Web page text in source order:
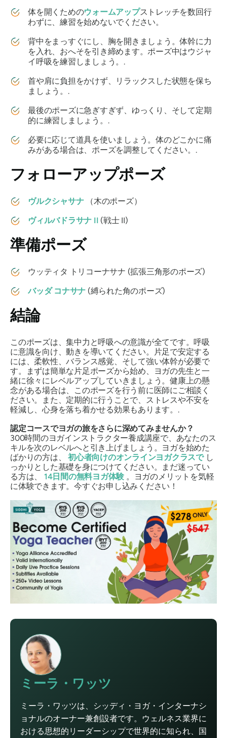
体を開くためのウォームアップストレッチを数回行
わずに、練習を始めないでください。
背中をまっすぐにし、胸を開きましょう。体幹に力
を入れ、おへそを引き締めます。ポーズ中はウジャ
イ呼吸を練習しましょう。.
首や肩に負担をかけず、リラックスした状態を保ち
ましょう。.
最後のポーズに急ぎすぎず、ゆっくり、そして定期
的に練習しましょう。.
必要に応じて道具を使いましょう。体のどこかに痛
みがある場合は、ポーズを調整してください。.
フォローアップポーズ
ヴルクシャサナ（木のポーズ）
ヴィルバドラサナ II (戦士 II)
準備ポーズ
ウッティタ トリコーナサナ (拡張三角形のポーズ)
バッダ コナサナ (縛られた角のポーズ)
結論
このポーズは、集中力と呼吸への意識が全てです。呼吸
に意識を向け、動きを導いてください。片足で安定する
には、柔軟性、バランス感覚、そして強い体幹が必要で
す。まずは簡単な片足ポーズから始め、ヨガの先生と一
緒に徐々にレベルアップしていきましょう。健康上の懸
念がある場合は、このポーズを行う前に医師にご相談く
ださい。また、定期的に行うことで、ストレスや不安を
軽減し、心身を落ち着かせる効果もあります。.
認定コースでヨガの旅をさらに深めてみませんか？
300時間のヨガインストラクター養成講座で、あなたのス
キルを次のレベルへと引き上げましょう。ヨガを始めた
ばかりの方は、初心者向けのオンラインヨガクラスでし
っかりとした基礎を身につけてください。まだ迷ってい
る方は、 14日間の無料ヨガ体験 。ヨガのメリットを気軽
に体験できます。今すぐお申し込みください！
ミーラ・ワッツ
ミーラ・ワッツは、シッディ・ヨガ・インターナシ
ョナルのオーナー兼創設者です。ウェルネス業界に
おける思想的リーダーシップで世界的に知られ、国